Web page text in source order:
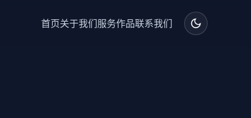
首页关于我们服务作品联系我们